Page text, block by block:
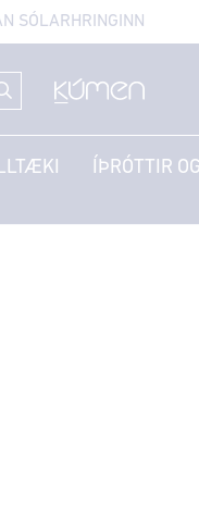
SÓLARHRINGINN
ÍÞRÓTTIR